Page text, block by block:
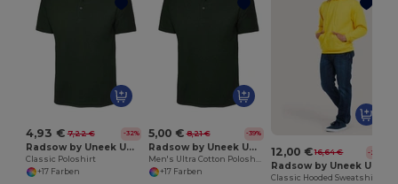
4,93 € 7,22 € -32%
Radsow by Uneek UC101
Classic Poloshirt
+17 Farben
5,00 € 8,21 € -39%
Radsow by Uneek UC114
+17 Farben
12,00 € 16,64 € -28%
Radsow by Uneek UC502
Classic Hooded Sweatshirt